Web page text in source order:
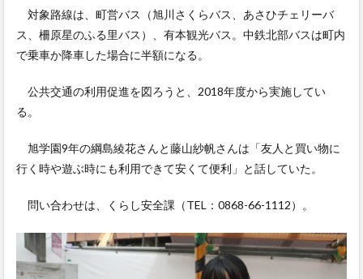
対象路線は、町営バス（旭川さくらバス、あさひチェリーバ
ス、柵原星のふる里バス）、有本観光バス。中鉄北部バスは町内
で乗車か降車した場合に半額になる。
公共交通の利用促進を図ろうと、2018年度から実施してい
る。
旭学園9年の綱島綾花さんと藤山紗帆さんは「友人と買い物に
行く時や遊ぶ時にも利用できて安くて便利」と話していた。
問い合わせは、くらし安全課（TEL：0868-66-1112）。